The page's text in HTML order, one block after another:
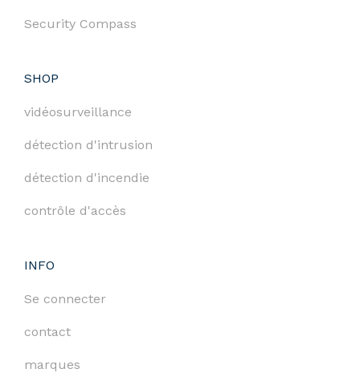
Security Compass
SHOP
vidéosurveillance
détection d'intrusion
détection d'incendie
contrôle d'accès
INFO
Se connecter
contact
marques